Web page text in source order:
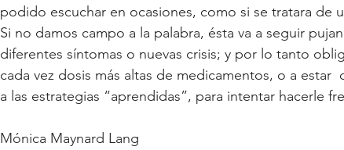
podido escuchar en ocasiones, como si se tratara de
Si no damos campo a la palabra, ésta va a seguir
diferentes síntomas o nuevas crisis; y por lo tanto
cada vez dosis más altas de medicamentos, o a estar
a las estrategias “aprendidas”, para intentar hacerle
Mónica Maynard Lang